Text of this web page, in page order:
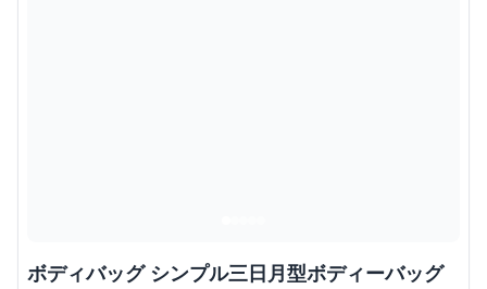
ボディバッグ シンプル三日月型ボディーバッグ